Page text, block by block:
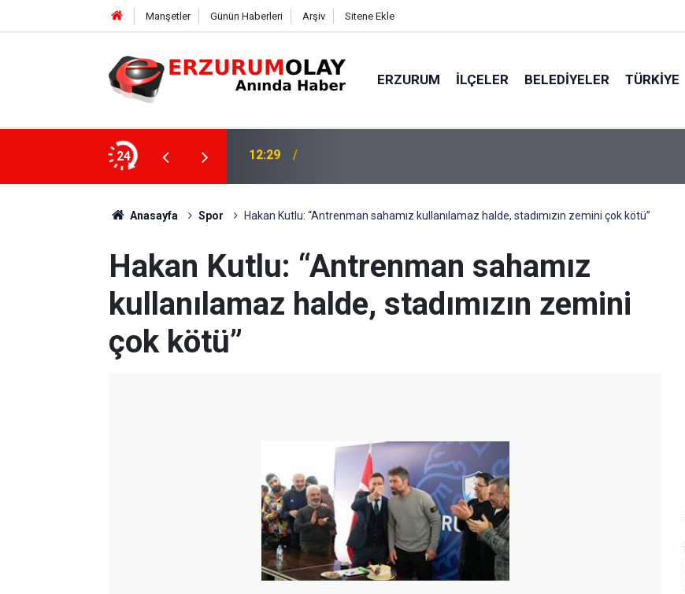
Manşetler Günün Haberleri Arşiv Sitene Ekle
ERZURUM İLÇELER BELEDIYELER TÜRKIYE
24 12:25
Anasayfa Spor Hakan Kutlu: “Antrenman sahamız kullanılamaz halde, stadımızın zemini çok kötü”
Hakan Kutlu: “Antrenman sahamız
kullanılamaz halde, stadımızın zemini
çok kötü”